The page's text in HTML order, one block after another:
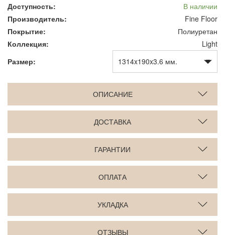
Доступность:
В наличии
Производитель:
Fine Floor
Покрытие:
Полиуретан
Коллекция:
Light
Размер:
ОПИСАНИЕ
ДОСТАВКА
ГАРАНТИИ
ОПЛАТА
УКЛАДКА
ОТЗЫВЫ